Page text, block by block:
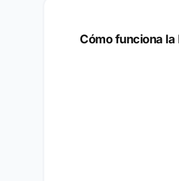
Cómo funciona la